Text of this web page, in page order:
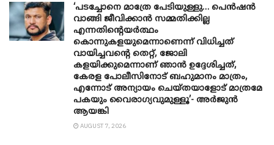
‘പടച്ചോനെ മാത്രേ പേടിയുള്ളു… പെൻഷൻ
വാങ്ങി ജീവിക്കാൻ സമ്മതിക്കില്ല
എന്നതിന്റെയർത്ഥം
കൊന്നുകളയുമെന്നാണെന്ന് വിധിച്ചത്
വായിച്ചവന്റെ തെറ്റ്, ജോലി
കളയിക്കുമെന്നാണ് ഞാൻ ഉദ്ദേശിച്ചത്,
കേരള പോലീസിനോട് ബഹുമാനം മാത്രം,
എന്നോട് അന്യായം ചെയ്തയാളോട് മാത്രമേ
പകയും വൈരാഗ്യവുമുള്ളൂ’- അർജുൻ
ആയങ്കി
AUGUST 7, 2026